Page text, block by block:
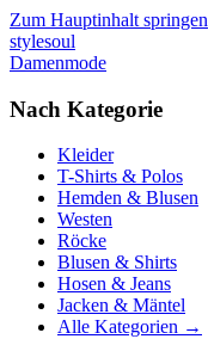
Zum Hauptinhalt springen
stylesoul
Damenmode
Nach Kategorie
Kleider
T-Shirts & Polos
Hemden & Blusen
Westen
Röcke
Blusen & Shirts
Hosen & Jeans
Jacken & Mäntel
Alle Kategorien →